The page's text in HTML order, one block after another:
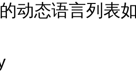
动态语言列表